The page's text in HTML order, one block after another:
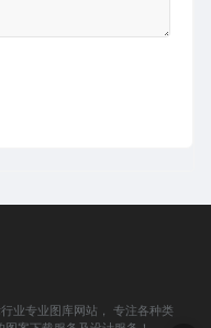
业专业图库网站， 专注各种类